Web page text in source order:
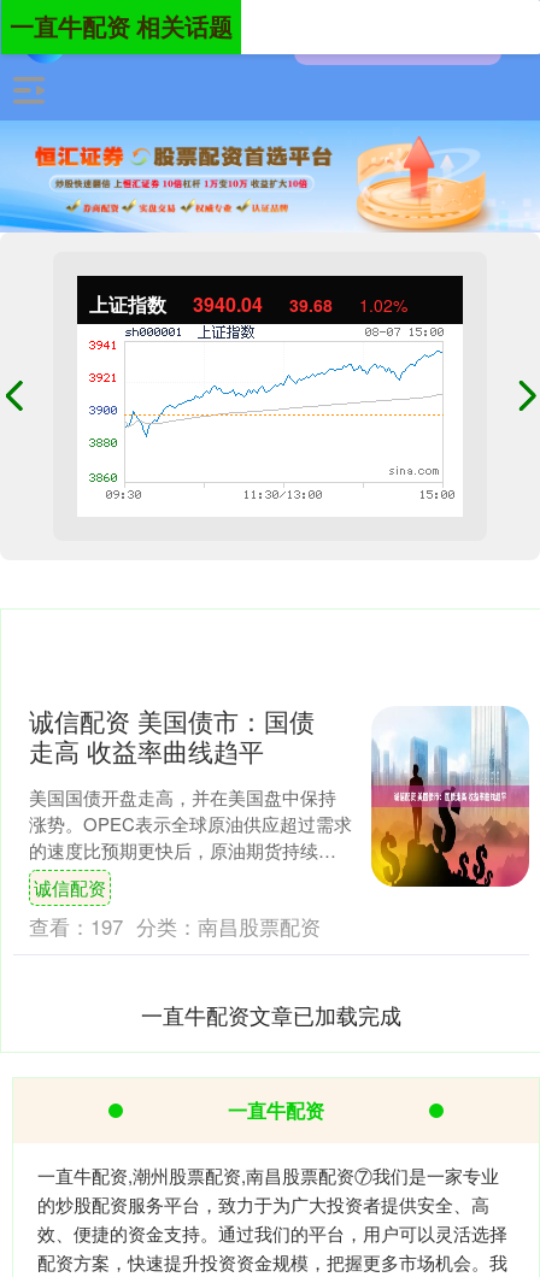
上证指数 3940.04 39.68 1.02%
一直牛配资 相关话题
诚信配资 美国债市：国债
走高 收益率曲线趋平
美国国债开盘走高，并在美国盘中保持
涨势。OPEC表示全球原油供应超过需求
的速度比预期更快后，原油期货持续下
跌，美债收益率收盘接近日间低点。10
年期国债标售指标稳....
诚信配资
查看： 197 分类： 南昌股票配资
一直牛配资文章已加载完成
一直牛配资
一直牛配资,潮州股票配资,南昌股票配资⑦我们是一家专业
的炒股配资服务平台，致力于为广大投资者提供安全、高
效、便捷的资金支持。通过我们的平台，用户可以灵活选择
配资方案，快速提升投资资金规模，把握更多市场机会。我